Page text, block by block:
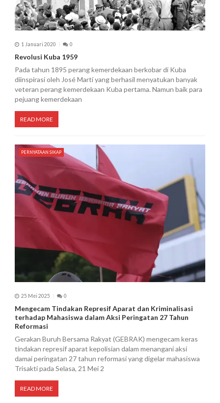
1 Januari 2020 0
Revolusi Kuba 1959
Pada tahun 1895 perang kemerdekaan berkobar di Kuba
diinspirasi oleh José Martí yang berhasil menyatukan banyak
veteran perang kemerdekaan Kuba pertama. Namun baik para
pejuang kemerdekaan
READ MORE
PERNYATAAN SIKAP
25 Mei 2025 0
Mengecam Tindakan Represif Aparat dan Kriminalisasi
terhadap Mahasiswa dalam Aksi Peringatan 27 Tahun
Reformasi
Gerakan Buruh Bersama Rakyat (GEBRAK) mengecam keras
tindakan represif aparat kepolisian dalam menangani aksi
damai peringatan 27 tahun reformasi yang digelar mahasiswa
Trisakti pada Selasa, 21 Mei 2
READ MORE